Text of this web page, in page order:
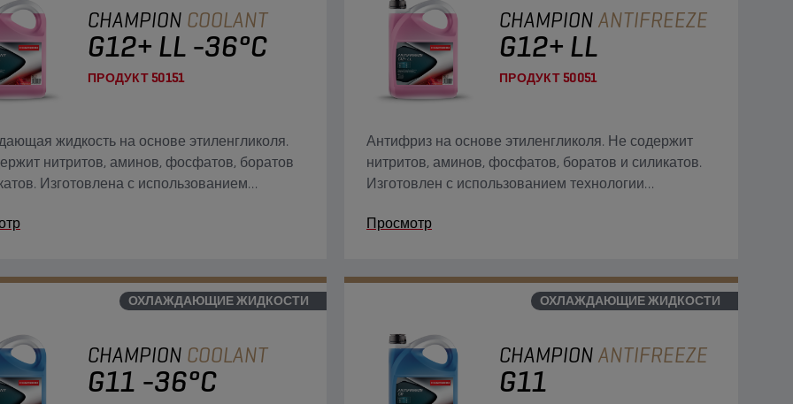
CHAMPION COOLANT
G12+ LL -36°C
ПРОДУКТ50151
жидкость на основе этиленгликоля.
нитритов, аминов, фосфатов, боратов
Изготовлена с использованием
обеспечивает постоянную защиту
CHAMPIONANTIFREEZE
G12+ LL
ПРОДУКТ50051
Антифриз на основе этиленгликоля. Не содержит
нитритов, аминов, фосфатов, боратов и силикатов.
Изготовлен с использованием технологии
постоянную защиту системы охлаждения.
Просмотр
ОХЛАЖДАЮЩИЕ ЖИДКОСТИ
CHAMPION COOLANT
G11 -36°C
ОХЛАЖДАЮЩИЕ ЖИДКОСТИ
CHAMPIONANTIFREEZE
G11